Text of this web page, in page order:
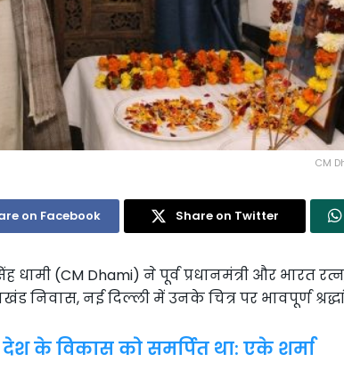
CM
on Facebook Share on Twitter
धामी (CM Dhami) ने पूर्व प्रधानमंत्री और भारत
निवास, नई दिल्ली में उनके चित्र पर भावपूर्ण
के विकास को समर्पित था: एके शर्मा